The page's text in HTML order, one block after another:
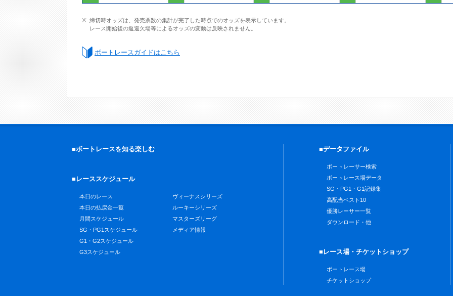
締切時オッズは、発売票数の集計が完了した時点でのオッズを表示しています。
レース開始後の返還欠場等によるオッズの変動は反映されません。
ボートレースガイドはこちら
■ボートレースを知る楽しむ
■レーススケジュール
本日のレース
本日の払戻金一覧
月間スケジュール
SG・PG1スケジュール
G1・G2スケジュール
G3スケジュール
ヴィーナスシリーズ
ルーキーシリーズ
マスターズリーグ
メディア情報
■データファイル
ボートレーサー検索
ボートレース場データ
SG・PG1・G1記録集
高配当ベスト10
優勝レーサー一覧
ダウンロード・他
■レース場・チケットショップ
ボートレース場
チケットショップ